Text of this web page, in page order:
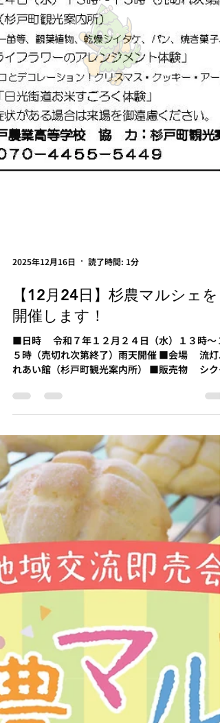
2025年12月16日 読了時間: 1分
【12月24日】杉農マルシェを
開催します！
■日時 令和７年１２月２４日（水）１３時～１
れあい館（杉戸町観光案内所） ■販売物 シク
メン、パンジー苗等、観葉植物、乾燥シイタケ、
「ドライフラワーのアレンジメント体験」 食品
流通課「チョコとデコレーション！クリスマス・
クッキー・アート体験」 食品研究同好会「日光
街道お米すごろく体験」 ※発熱や風邪症状がある
場合は来場を御遠慮ください ※問合せ：杉戸町観
光案内所 ０７０－４４５５－５４４９